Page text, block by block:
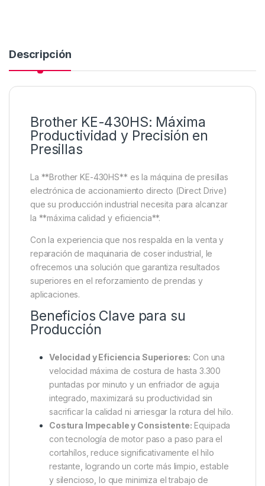
Descripción
Brother KE-430HS: Máxima
Productividad y Precisión en
Presillas
La **Brother KE-430HS** es la máquina de presillas
electrónica de accionamiento directo (Direct Drive)
que su producción industrial necesita para alcanzar
la **máxima calidad y eficiencia**.
Con la experiencia que nos respalda en la venta y
reparación de maquinaria de coser industrial, le
ofrecemos una solución que garantiza resultados
superiores en el reforzamiento de prendas y
aplicaciones.
Beneficios Clave para su
Producción
Velocidad y Eficiencia Superiores: Con una
velocidad máxima de costura de hasta 3.300
puntadas por minuto y un enfriador de aguja
integrado, maximizará su productividad sin
sacrificar la calidad ni arriesgar la rotura del hilo.
Costura Impecable y Consistente: Equipada
con tecnología de motor paso a paso para el
cortahílos, reduce significativamente el hilo
restante, logrando un corte más limpio, estable
y silencioso, lo que minimiza el trabajo de